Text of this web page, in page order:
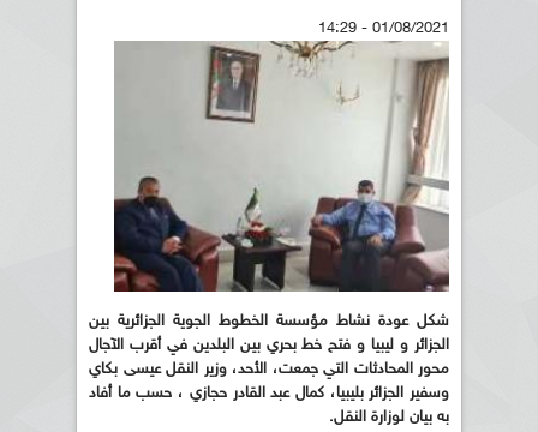
01/08/2021 - 14:29
شكل عودة نشاط مؤسسة الخطوط الجوية الجزائرية بين
الجزائر و ليبيا و فتح خط بحري بين البلدين في أقرب الآجال
محور المحادثات التي جمعت، الأحد، وزير النقل عيسى بكاي
وسفير الجزائر بليبيا، كمال عبد القادر حجازي ، حسب ما أفاد
به بيان لوزارة النقل.